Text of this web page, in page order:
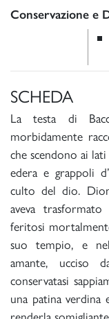
Conservazione e
SCHEDA
La testa di
morbidamente
che scendono ai
edera e grappoli
culto del dio.
aveva
feritosi
suo tempio, e
amante, ucciso
conservatasi
una patina verdina